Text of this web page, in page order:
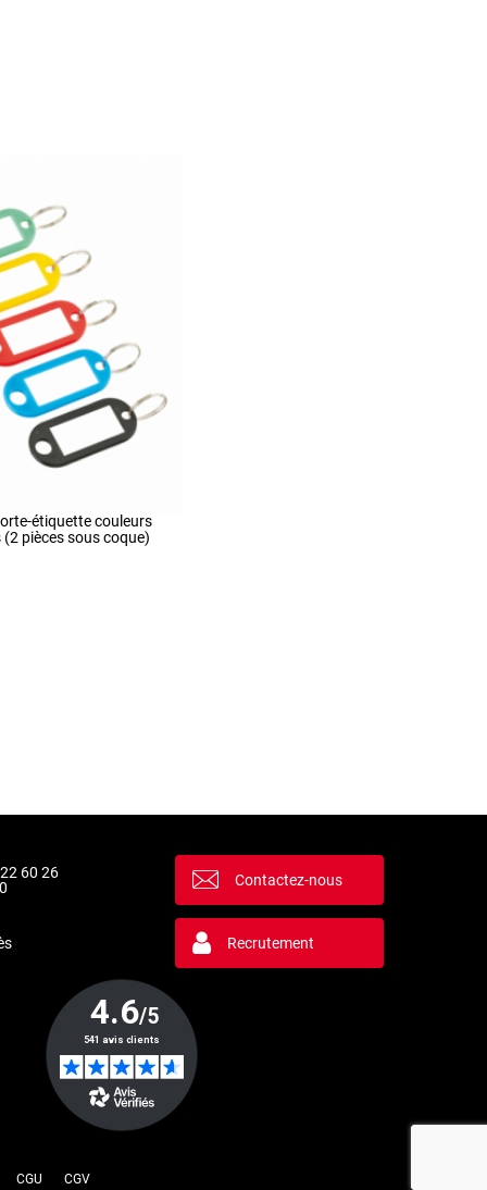
étiquette couleurs
pièces sous coque)
60 26
Contactez-nous
Recrutement
CGU CGV
dont vos informations sont manipulées.